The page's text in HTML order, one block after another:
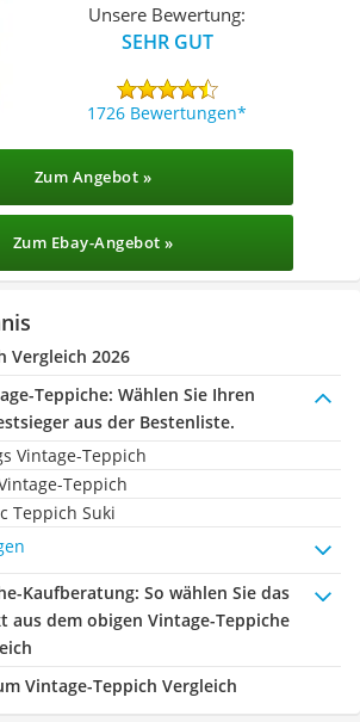
Unsere Bewertung:
SEHR GUT
1726 Bewertungen
Zum Angebot »
Zum Ebay-Angebot »
Vergleich 2026
Teppiche: Wählen Sie Ihren
aus der Bestenliste.
Vintage-Teppich
Teppich
Teppich Suki
Kaufberatung: So wählen Sie das
aus dem obigen Vintage-Teppiche
Vintage-Teppich Vergleich